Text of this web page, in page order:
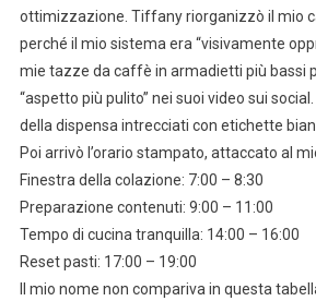
ottimizzazione. Tiffany riorganizzò il mio
perché il mio sistema era “visivamente
mie tazze da caffè in armadietti più bassi
“aspetto più pulito” nei suoi video sui
della dispensa intrecciati con etichette
Poi arrivò l’orario stampato, attaccato al
Finestra della colazione: 7:00 – 8:30
Preparazione contenuti: 9:00 – 11:00
Tempo di cucina tranquilla: 14:00 – 16:00
Reset pasti: 17:00 – 19:00
Il mio nome non compariva in questa